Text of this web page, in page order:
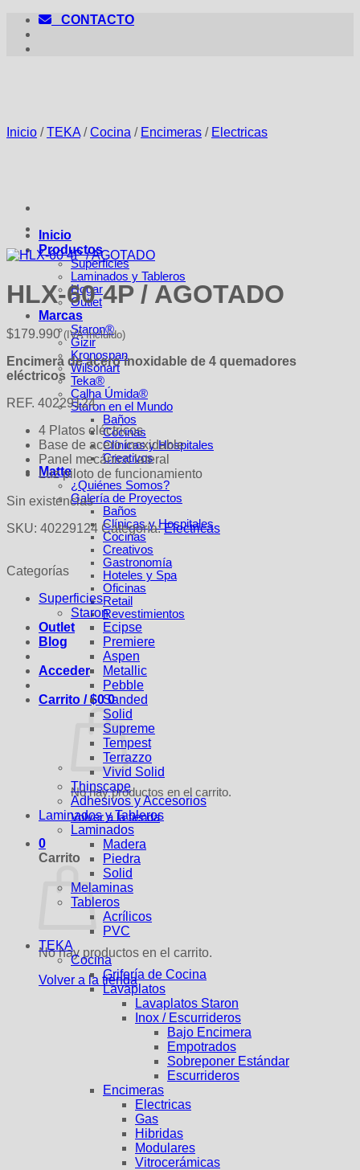
Saltar
contenido
CONTACTO
Inicio
Productos
Superficies
Laminados y Tableros
Hogar
Outlet
Marcas
Staron®
Gizir
Kronospan
Wilsonart
Teka®
Calha Úmida®
Staron en el Mundo
Baños
Cocinas
Clínicas y Hospitales
Creativos
Matte
¿Quiénes Somos?
Galería de Proyectos
Baños
Clínicas y Hospitales
Cocinas
Creativos
Gastronomía
Hoteles y Spa
Oficinas
Retail
Revestimientos
Outlet
Blog
Acceder
Carrito /$0 0
No hay productos en el carrito.
Volver a la tienda
0
Carrito
No hay productos en el carrito.
Volver a la tienda
Inicio / TEKA / Cocina / Encimeras / Electricas
HLX-60 4P / AGOTADO
$179.990 (IVA Incluido)
Encimera de acero inoxidable de 4 quemadores
eléctricos
REF. 40229124
4 Platos eléctricos
Base de acero inoxidable
Panel mecánico lateral
Luz piloto de funcionamiento
Sin existencias
SKU: 40229124 Categoría:Electricas
Categorías
Superficies
Staron
Ecipse
Premiere
Aspen
Metallic
Pebble
Sanded
Solid
Supreme
Tempest
Terrazzo
Vivid Solid
Thinscape
Adhesivos y Accesorios
Laminados y Tableros
Laminados
Madera
Piedra
Solid
Melaminas
Tableros
Acrílicos
PVC
TEKA
Cocina
Grifería de Cocina
Lavaplatos
Lavaplatos Staron
Inox / Escurrideros
Bajo Encimera
Empotrados
Sobreponer Estándar
Escurrideros
Encimeras
Electricas
Gas
Hibridas
Modulares
Vitrocerámicas